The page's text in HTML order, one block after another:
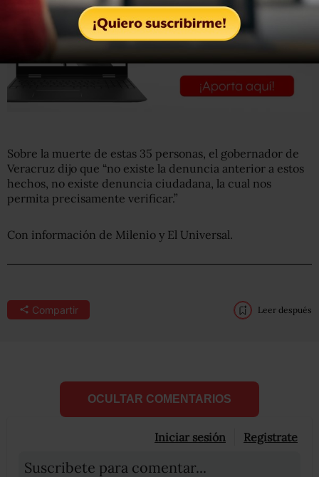
Sobre la muerte de estas 35 personas, el gobernador de
Veracruz dijo que “no existe la denuncia anterior a estos
hechos, no existe denuncia ciudadana, la cual nos
permita precisamente verificar.”
Con información de Milenio y El Universal.
Compartir Leer después
OCULTAR COMENTARIOS
Iniciar sesión Registrate
Suscribete para comentar...